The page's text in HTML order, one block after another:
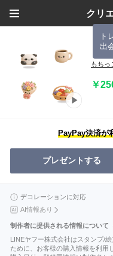
クリ
ト
出
【
もちっ
￥
PayPay決済が
プレゼントする
デコレーションに対応
AI情報あり
制作者に提供される情報について
LINEヤフー株式会社はスタンプ/
ために、お客様の購入情報を利用